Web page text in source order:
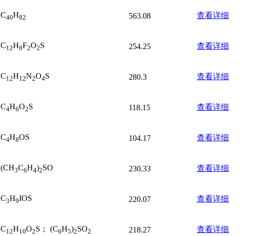
C40H82 563.08 查看详细
C12H8F2O2S 254.25 查看详细
C12H12N2O4S 280.3 查看详细
C4H6O2S 118.15 查看详细
C4H8OS 104.17 查看详细
(CH3C6H4)2SO 230.33 查看详细
C3H9IOS 220.07 查看详细
C12H10O2S； (C6H5)2SO2 218.27 查看详细